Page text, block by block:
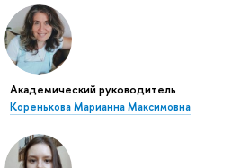
Академический руководитель
Коренькова Марианна Максимовна